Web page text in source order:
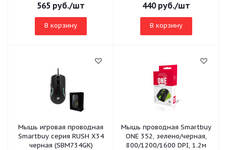
565 руб./шт
В корзину
440руб./шт
В корзину
Мышь игровая проводная
Smartbuy серия RUSH X34
черная (SBM734GK)
Мышь проводная Smartbuy
ONE 352, зелено/черная,
800/1200/1600 DPI, 1.2м